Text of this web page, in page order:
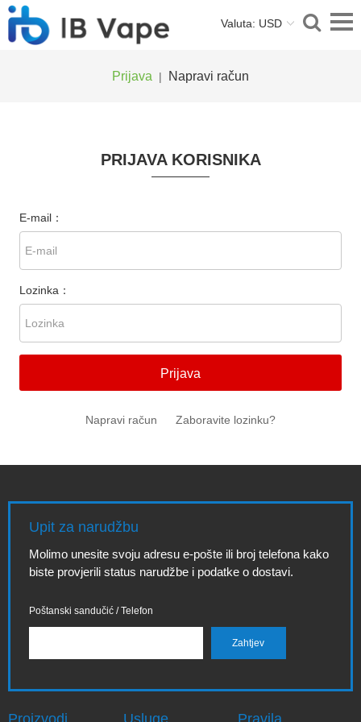
Valuta: USD
Prijava | Napravi račun
PRIJAVA KORISNIKA
E-mail：
Lozinka：
Prijava
Napravi račun Zaboravite lozinku?
Upit za narudžbu
Molimo unesite svoju adresu e-pošte ili broj telefona kako
biste provjerili status narudžbe i podatke o dostavi.
Poštanski sandučić / Telefon